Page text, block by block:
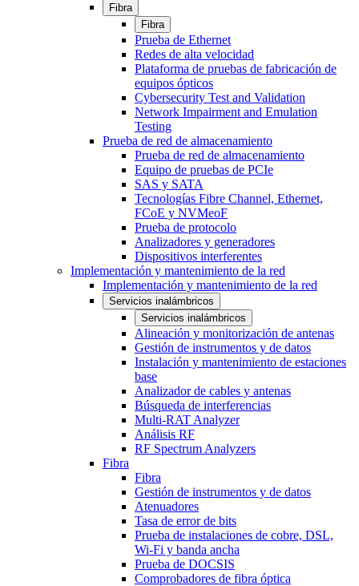
Fibra
Fibra
Prueba de Ethernet
Redes de alta velocidad
Plataforma de pruebas de fabricación de
equipos ópticos
Cybersecurity Test and Validation
Network Impairment and Emulation
Testing
Prueba de red de almacenamiento
Prueba de red de almacenamiento
Equipo de pruebas de PCIe
SAS y SATA
Tecnologías Fibre Channel, Ethernet,
FCoE y NVMeoF
Prueba de protocolo
Analizadores y generadores
Dispositivos interferentes
Implementación y mantenimiento de la red
Implementación y mantenimiento de la red
Servicios inalámbricos
Servicios inalámbricos
Alineación y monitorización de antenas
Gestión de instrumentos y de datos
Instalación y mantenimiento de estaciones
base
Analizador de cables y antenas
Búsqueda de interferencias
Multi-RAT Analyzer
Análisis RF
RF Spectrum Analyzers
Fibra
Fibra
Gestión de instrumentos y de datos
Atenuadores
Tasa de error de bits
Prueba de instalaciones de cobre, DSL,
Wi-Fi y banda ancha
Prueba de DOCSIS
Comprobadores de fibra óptica